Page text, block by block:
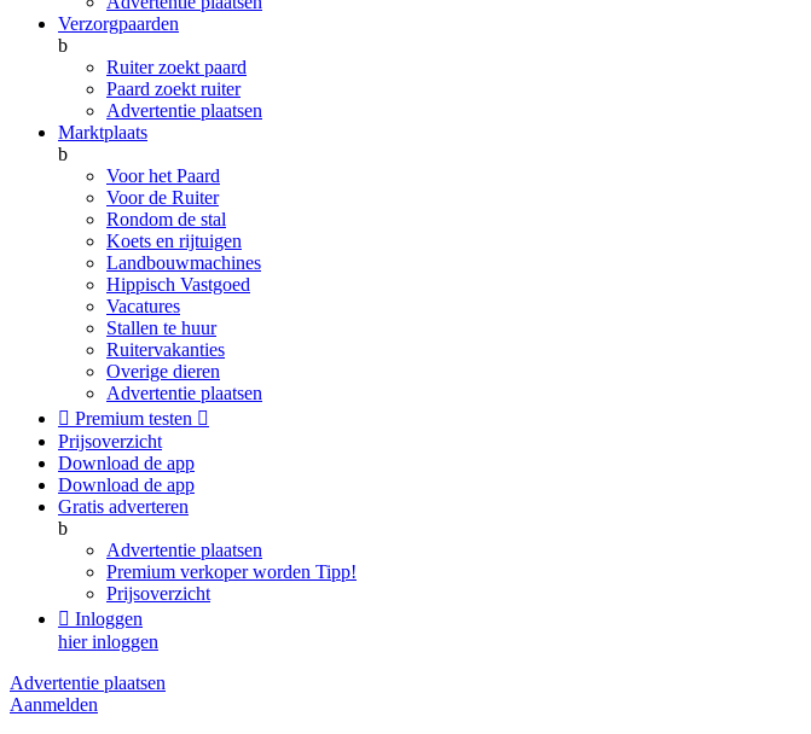
Verzorgpaarden
b
Ruiter zoekt paard
Paard zoekt ruiter
Advertentie plaatsen
Marktplaats
b
Voor het Paard
Voor de Ruiter
Rondom de stal
Koets en rijtuigen
Landbouwmachines
Hippisch Vastgoed
Vacatures
Stallen te huur
Ruitervakanties
Overige dieren
Advertentie plaatsen
 Premium testen 
Prijsoverzicht
Download de app
Download de app
Gratis adverteren
b
Advertentie plaatsen
Premium verkoper worden Tipp!
Prijsoverzicht
 Inloggen
hier inloggen
Advertentie plaatsen
Aanmelden